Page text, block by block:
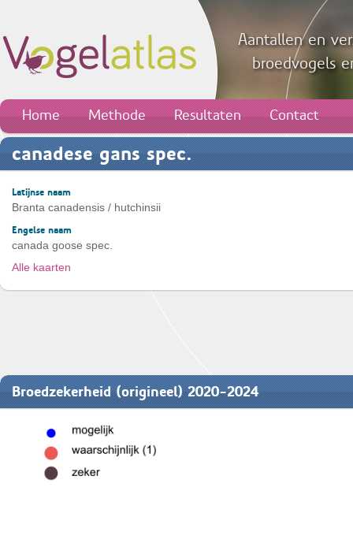
Aantallen en
broedvogels
Home Methode Resultaten Contact
canadese gans spec.
Latijnse naam
Branta canadensis / hutchinsii
Engelse naam
canada goose spec.
Alle kaarten
Broedzekerheid (origineel) 2020-2024